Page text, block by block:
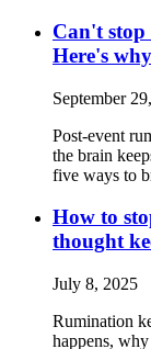
Can't stop
Here's
September
Post-event
the brain
five ways to
How to
thought
July 8, 2025
Rumination
happens,